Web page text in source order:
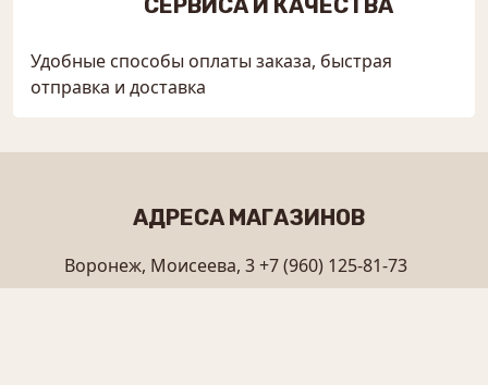
СЕРВИСА И КАЧЕСТВА
Удобные способы оплаты заказа, быстрая
отправка и доставка
АДРЕСА МАГАЗИНОВ
Воронеж, Моисеева, 3+7 (960) 125-81-73